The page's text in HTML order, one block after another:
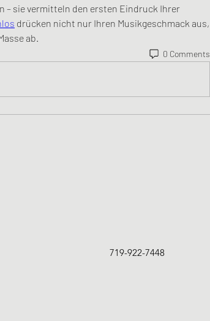
– sie vermitteln den ersten Eindruck Ihrer
drücken nicht nur Ihren Musikgeschmack aus,
ab.
0 Comments
719-922-7448